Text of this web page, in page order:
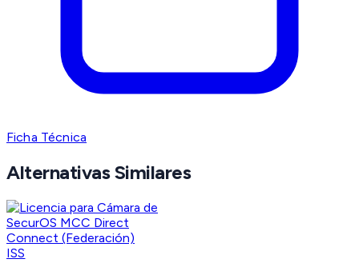
Ficha Técnica
Alternativas Similares
ISS